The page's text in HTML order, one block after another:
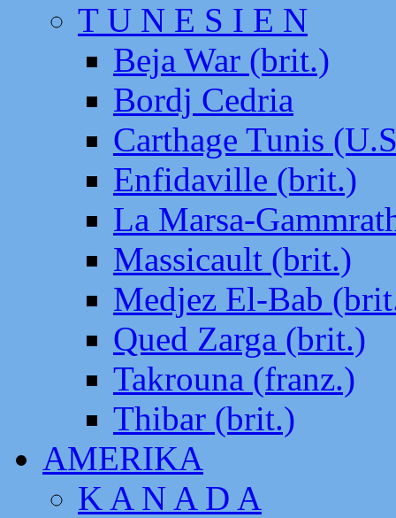
T U N E S I E N
Beja War (brit.)
Bordj Cedria
Carthage Tunis
Enfidaville (brit.)
La Marsa-
Massicault (brit.)
Medjez El-Bab
Qued Zarga (brit.)
Takrouna (franz.)
Thibar (brit.)
AMERIKA
K A N A D A